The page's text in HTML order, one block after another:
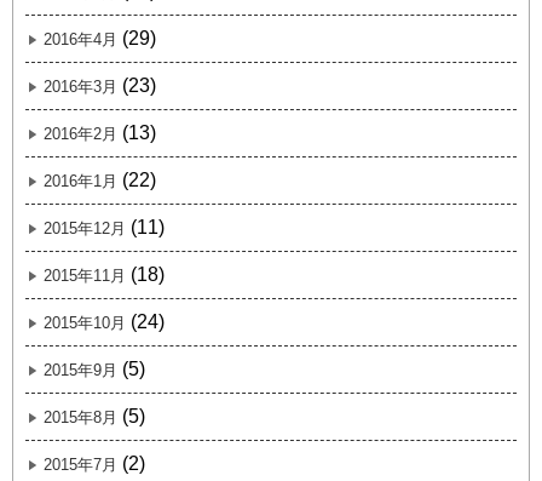
2016年4月 (29)
2016年3月 (23)
2016年2月 (13)
2016年1月 (22)
2015年12月 (11)
2015年11月 (18)
2015年10月 (24)
2015年9月 (5)
2015年8月 (5)
2015年7月 (2)